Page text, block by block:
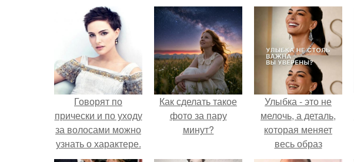
Говорят по
прически и по уходу
за волосами можно
узнать о характере.
Как сделать такое
фото за пару
минут?
Улыбка - это не
мелочь, а деталь,
которая меняет
весь образ
человека.